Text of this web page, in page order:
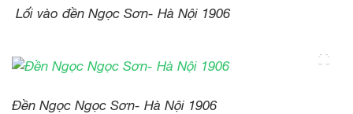
Lối vào đền Ngọc Sơn- Hà Nội 1906
Đền Ngọc Ngọc Sơn- Hà Nội 1906